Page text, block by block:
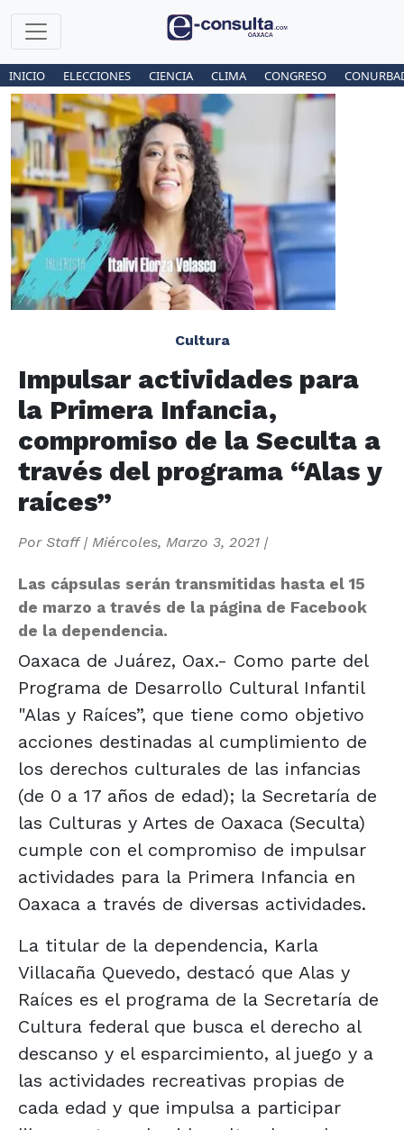
INICIO ELECCIONES CIENCIA CLIMA CONGRESO
Cultura
Impulsar actividades para
la Primera Infancia,
compromiso de la Seculta a
través del programa “Alas y
raíces”
Por Staff| Miércoles, Marzo 3, 2021 |
Las cápsulas serán transmitidas hasta el 15
de marzo a través de la página de Facebook
de la dependencia.
Oaxaca de Juárez, Oax.- Como parte del
Programa de Desarrollo Cultural Infantil
"Alas y Raíces”, que tiene como objetivo
acciones destinadas al cumplimiento de
los derechos culturales de las infancias
(de 0 a 17 años de edad); la Secretaría de
las Culturas y Artes de Oaxaca (Seculta)
cumple con el compromiso de impulsar
actividades para la Primera Infancia en
Oaxaca a través de diversas actividades.
La titular de la dependencia, Karla
Villacaña Quevedo, destacó que Alas y
Raíces es el programa de la Secretaría de
Cultura federal que busca el derecho al
descanso y el esparcimiento, al juego y a
las actividades recreativas propias de
cada edad y que impulsa a participar